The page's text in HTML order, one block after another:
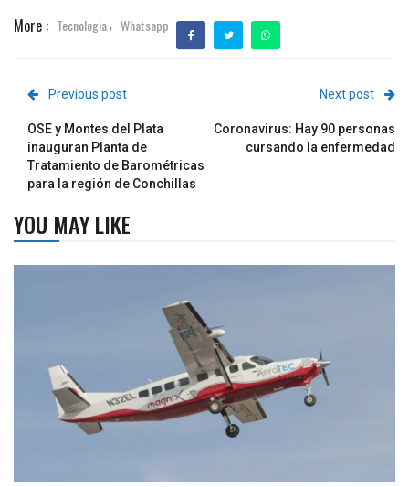
More : Tecnologia, Whatsapp
Previous post
OSE y Montes del Plata
inauguran Planta de
Tratamiento de Barométricas
para la región de Conchillas
Next post
Coronavirus: Hay 90 personas
cursando la enfermedad
YOU MAY LIKE